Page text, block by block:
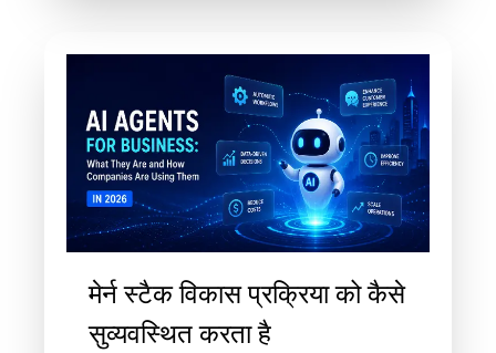
मेर्न स्टैक विकास प्रक्रिया को कैसे
सुव्यवस्थित करता है